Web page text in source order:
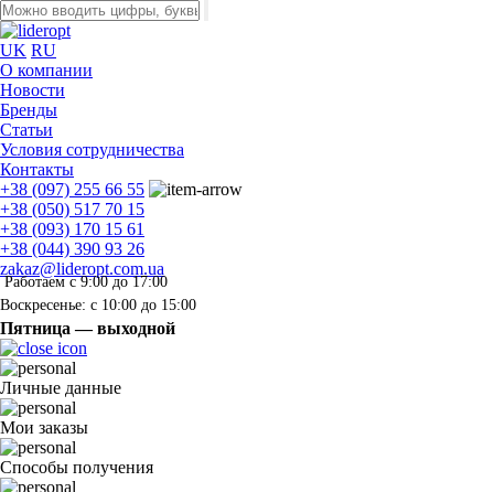
UK RU
О компании
Новости
Бренды
Статьи
Условия сотрудничества
Контакты
+38 (097) 255 66 55
+38 (050) 517 70 15
+38 (093) 170 15 61
+38 (044) 390 93 26
zakaz@lideropt.com.ua
Работаем с 9:00 до 17:00
Воскресенье: с 10:00 до 15:00
Пятница — выходной
Личные данные
Мои заказы
Способы получения